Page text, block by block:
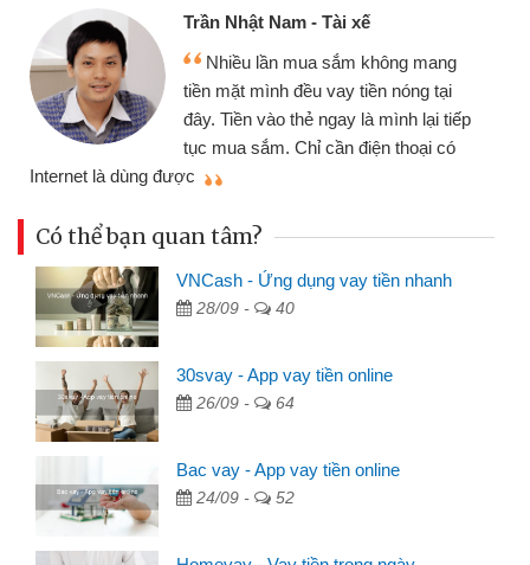
Nam - Tài xế
lần mua sắm không mang
mình đều vay tiền nóng tại
vào thẻ ngay là mình lại tiếp
sắm. Chỉ cần điện thoại có
nhiều lúc
đến website
đã giải
Có thể bạn quan tâm?
VNCash - Ứng dụng vay tiền nhanh
28/09 - 40
30svay - App vay tiền online
26/09 - 64
Bac vay - App vay tiền online
24/09 - 52